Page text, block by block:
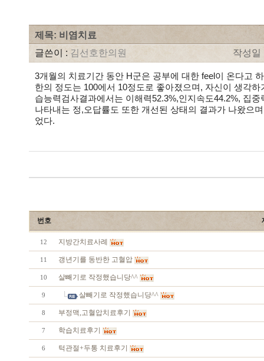
제목: 비염치료
글쓴이 : 김선호한의원 작성일
3개월의 치료기간 동안 H군은 공부에 대한 feel이 온다고
한의 정도는 100에서 10정도로 좋아졌으며, 자신이 생각
습능력검사결과에서는 이해력52.3%,인지속도44.2%, 집
나타내는 정,오답률도 또한 개선된 상태의 결과가 나왔으
었다.
번호
12 지방간치료사례
11 갱년기를 동반한 고혈압
10 살빼기로 작정했습니당^^
9 살빼기로 작정했습니당^^
8 부정맥,고혈압치료후기
7 학습치료후기
6 턱관절+두통 치료후기